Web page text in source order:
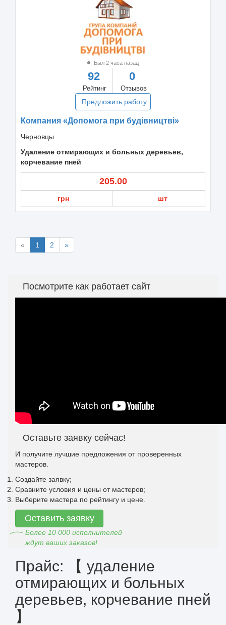
Был 2 часа назад
92
Рейтинг
0
Отзывов
Предложить работу
Компания «Допомога при будівництві»
Черновцы
Удаление отмирающих и больных деревьев,
корчевание пней
205.00
грн шт
« 1 2 »
Посмотрите как работает сайт
Оставьте заявку сейчас!
И получите лучшие предложения от проверенных
мастеров.
Создайте заявку;
Сравните условия и цены от мастеров;
Выберите мастера по рейтингу и цене.
Оставить заявку
Более 10 000 исполнителей
ждут ваших заказов!
Прайс: 【 удаление
отмирающих и больных
деревьев, корчевание пней
】